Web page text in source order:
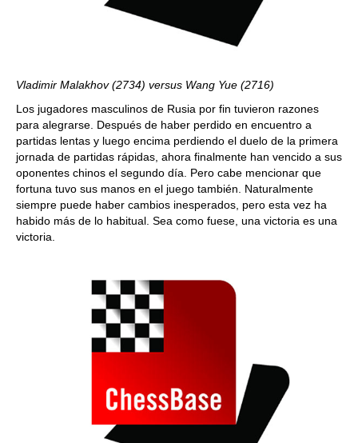
Vladimir Malakhov (2734) versus Wang Yue (2716)
Los jugadores masculinos de Rusia por fin tuvieron razones
para alegrarse. Después de haber perdido en encuentro a
partidas lentas y luego encima perdiendo el duelo de la primera
jornada de partidas rápidas, ahora finalmente han vencido a sus
oponentes chinos el segundo día. Pero cabe mencionar que
fortuna tuvo sus manos en el juego también. Naturalmente
siempre puede haber cambios inesperados, pero esta vez ha
habido más de lo habitual. Sea como fuese, una victoria es una
victoria.